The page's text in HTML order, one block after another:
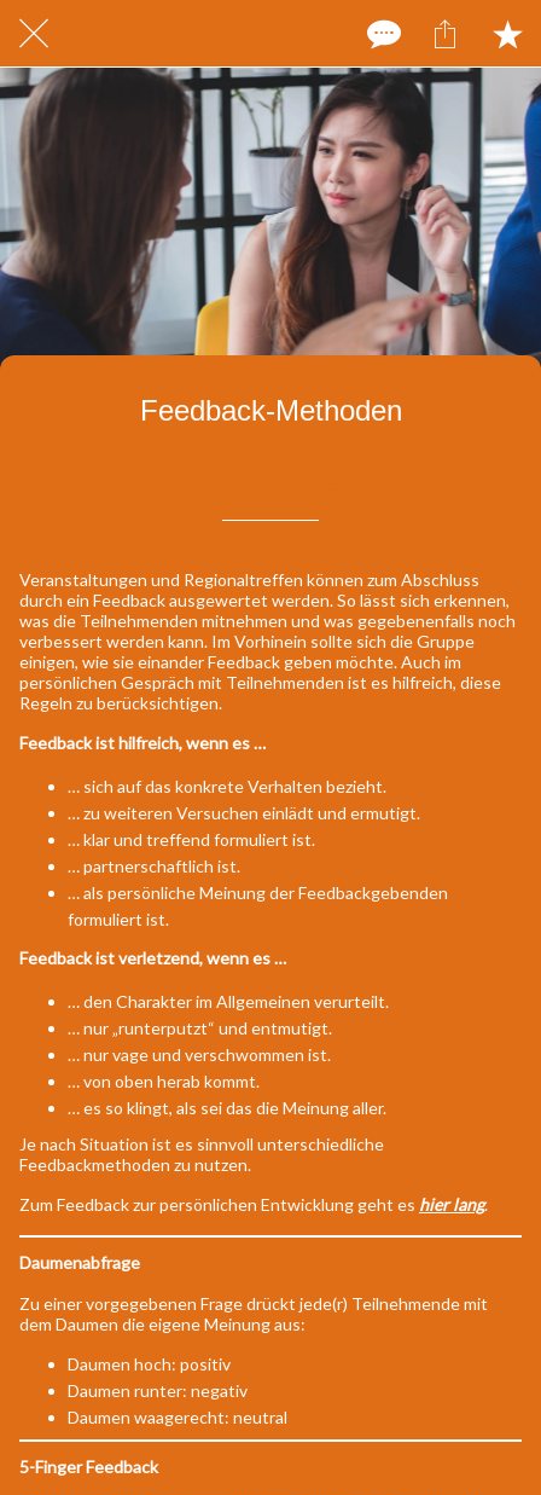
Feedback-Methoden
Veranstaltungen und Regionaltreffen können zum Abschluss
durch ein Feedback ausgewertet werden. So lässt sich erkennen,
was die Teilnehmenden mitnehmen und was gegebenenfalls noch
verbessert werden kann. Im Vorhinein sollte sich die Gruppe
einigen, wie sie einander Feedback geben möchte. Auch im
persönlichen Gespräch mit Teilnehmenden ist es hilfreich, diese
Regeln zu berücksichtigen.
Feedback ist hilfreich, wenn es …
… sich auf das konkrete Verhalten bezieht.
… zu weiteren Versuchen einlädt und ermutigt.
… klar und treffend formuliert ist.
… partnerschaftlich ist.
… als persönliche Meinung der Feedbackgebenden
formuliert ist.
Feedback ist verletzend, wenn es …
… den Charakter im Allgemeinen verurteilt.
… nur „runterputzt“ und entmutigt.
… nur vage und verschwommen ist.
… von oben herab kommt.
… es so klingt, als sei das die Meinung aller.
Je nach Situation ist es sinnvoll unterschiedliche
Feedbackmethoden zu nutzen.
Zum Feedback zur persönlichen Entwicklung geht es hier lang.
Daumenabfrage
Zu einer vorgegebenen Frage drückt jede(r) Teilnehmende mit
dem Daumen die eigene Meinung aus:
Daumen hoch: positiv
Daumen runter: negativ
Daumen waagerecht: neutral
5-Finger Feedback